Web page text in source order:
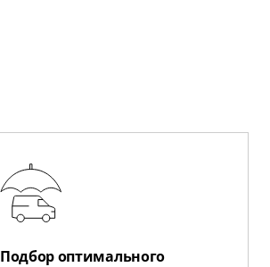
Подбор оптимального